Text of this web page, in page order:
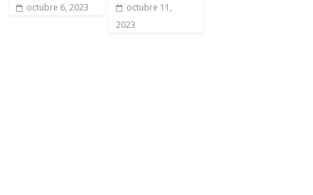
octubre 6, 2023
octubre 11,
2023